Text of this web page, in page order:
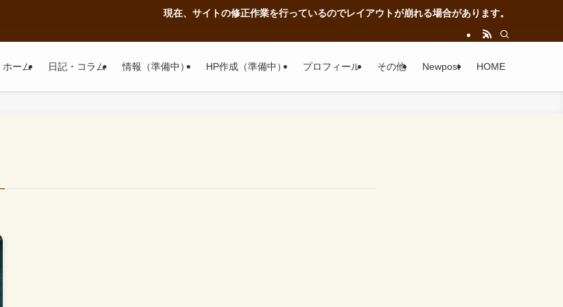
現在、サイトの修正作業を行っているのでレイアウトが崩れる場合があります。
ホーム 日記・コラム 情報（準備中） HP作成（準備中） プロフィール その他 Newpost HOME